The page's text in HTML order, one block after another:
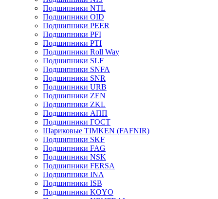
Подшипники NTL
Подшипники OID
Подшипники PEER
Подшипники PFI
Подшипники PTI
Подшипники Roll Way
Подшипники SLF
Подшипники SNFA
Подшипники SNR
Подшипники URB
Подшипники ZEN
Подшипники ZKL
Подшипники АПП
Подшипники ГОСТ
Шариковые ТІMKEN (FAFNIR)
Подшипники SKF
Подшипники FAG
Подшипники NSK
Подшипники FERSA
Подшипники INA
Подшипники ISB
Подшипники KOYO